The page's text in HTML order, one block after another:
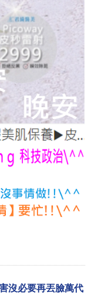
沒必要再丟臉萬代